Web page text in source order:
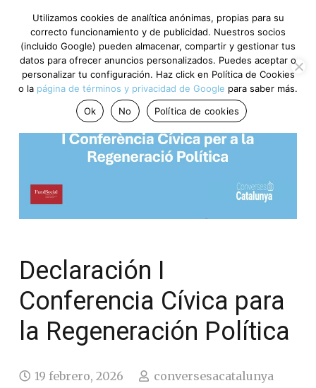
Declaración I
Conferencia Cívica para
la Regeneración Política
19 febrero, 2026
conversesacatalunya
Utilizamos cookies de analítica anónimas, propias para su
correcto funcionamiento y de publicidad. Nuestros socios
(incluido Google) pueden almacenar, compartir y gestionar tus
datos para ofrecer anuncios personalizados. Puedes aceptar o
personalizar tu configuración. Haz click en Política de Cookies
o la página de términos y privacidad de Google para saber más.
Ok
No Política de cookies